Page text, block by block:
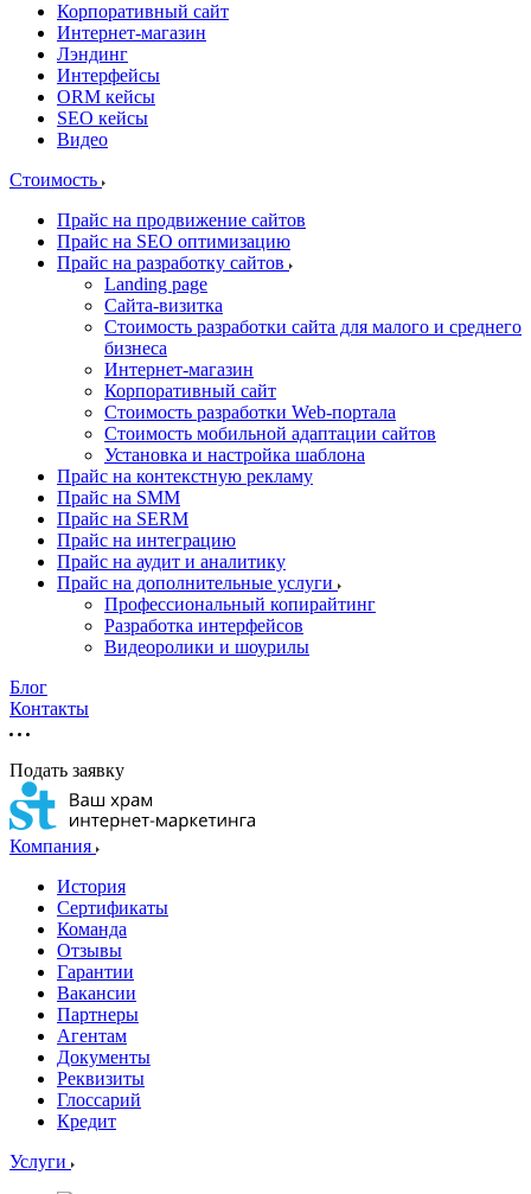
Корпоративный сайт
Интернет-магазин
Лэндинг
Интерфейсы
ORM кейсы
SEO кейсы
Видео
Стоимость
Прайс на продвижение сайтов
Прайс на SEO оптимизацию
Прайс на разработку сайтов
Landing page
Cайта-визитка
Стоимость разработки сайта для малого и среднего
бизнеса
Интернет-магазин
Корпоративный сайт
Стоимость разработки Web-портала
Стоимость мобильной адаптации сайтов
Установка и настройка шаблона
Прайс на контекстную рекламу
Прайс на SMM
Прайс на SERM
Прайс на интеграцию
Прайс на аудит и аналитику
Прайс на дополнительные услуги
Профессиональный копирайтинг
Разработка интерфейсов
Видеоролики и шоурилы
Блог
Контакты
Подать заявку
Компания
История
Сертификаты
Команда
Отзывы
Гарантии
Вакансии
Партнеры
Агентам
Документы
Реквизиты
Глоссарий
Кредит
Услуги